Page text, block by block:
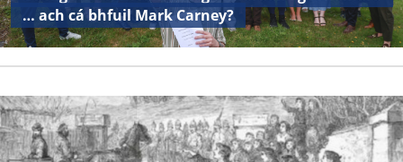
… ach cá bhfuil Mark Carney?